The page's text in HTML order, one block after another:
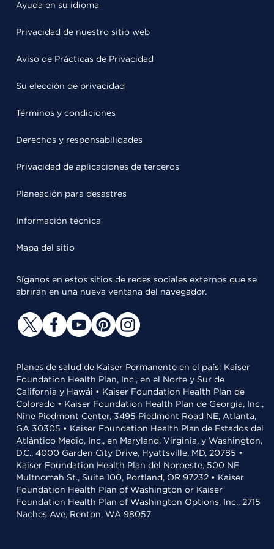
Ayuda en su idioma
Privacidad de nuestro sitio web
Aviso de Prácticas de Privacidad
Su elección de privacidad
Términos y condiciones
Derechos y responsabilidades
Privacidad de aplicaciones de terceros
Planeación para desastres
Información técnica
Mapa del sitio
Síganos en estos sitios de redes sociales externos que se
abrirán en una nueva ventana del navegador.
Planes de salud de Kaiser Permanente en el país: Kaiser
Foundation Health Plan, Inc., en el Norte y Sur de
California y Hawái • Kaiser Foundation Health Plan de
Colorado • Kaiser Foundation Health Plan de Georgia, Inc.,
Nine Piedmont Center, 3495 Piedmont Road NE, Atlanta,
GA 30305 • Kaiser Foundation Health Plan de Estados del
Atlántico Medio, Inc., en Maryland, Virginia, y Washington,
D.C., 4000 Garden City Drive, Hyattsville, MD, 20785 •
Kaiser Foundation Health Plan del Noroeste, 500 NE
Multnomah St., Suite 100, Portland, OR 97232 • Kaiser
Foundation Health Plan of Washington or Kaiser
Foundation Health Plan of Washington Options, Inc., 2715
Naches Ave, Renton, WA 98057